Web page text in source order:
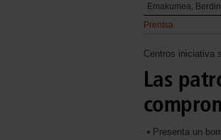
Emakumea,
Prentsa
Centros iniciativa
Las
Presenta un